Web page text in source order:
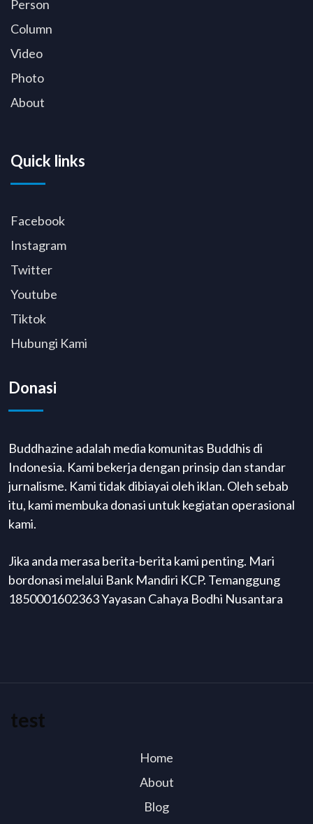
Person
Column
Video
Photo
About
Quick links
Facebook
Instagram
Twitter
Youtube
Tiktok
Hubungi Kami
Donasi
Buddhazine adalah media komunitas Buddhis di
Indonesia. Kami bekerja dengan prinsip dan standar
jurnalisme. Kami tidak dibiayai oleh iklan. Oleh sebab
itu, kami membuka donasi untuk kegiatan operasional
kami.
Jika anda merasa berita-berita kami penting. Mari
bordonasi melalui Bank Mandiri KCP. Temanggung
1850001602363 Yayasan Cahaya Bodhi Nusantara
test
Home
About
Blog